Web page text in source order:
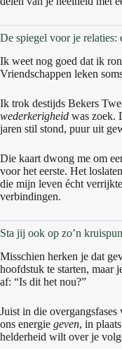
De spiegel voor je relaties:
Ik weet nog goed dat ik
Vriendschappen leken
Ik trok destijds Bekers
wederkerigheid was zoek.
jaren stil stond, puur uit
Die kaart dwong me om
voor het eerste. Het
die mijn leven écht
verbindingen.
Sta jij ook op zo’n
Misschien herken je dat
hoofdstuk te starten, maar
af: “Is dit het nou?”
Juist in die
ons energie geven, in
helderheid wilt over je